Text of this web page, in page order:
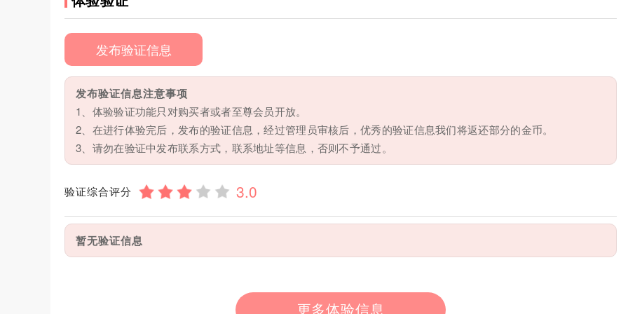
发布验证信息
发布验证信息注意事项
1、体验验证功能只对购买者或者至尊会员开放。
2、在进行体验完后，发布的验证信息，经过管理员审核后，优秀的验证信息我们将返还部分的金币。
3、请勿在验证中发布联系方式，联系地址等信息，否则不予通过。
验证综合评分
暂无验证信息
更多体验信息